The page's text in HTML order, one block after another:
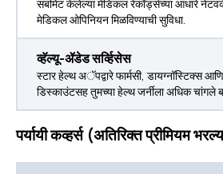
सबमिट केलेल्या मेडिकल रेकॉर्ड्सच्या आधारे
मेडिकल ओपिनियन मिळविण्याची सुविधा.
व्हॅल्यू-ॲडेड सर्व्हिसेस
स्टार हेल्थ अॅपद्वारे फार्मसी, डायग्नॉस्टिक्स
डिस्काउंटसह तुमच्या हेल्थ जर्नीला अधिक चांगले
पर्यायी कव्हर्स (अतिरिक्त प्रीमियम